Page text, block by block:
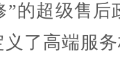
”的超级售后
了高端服